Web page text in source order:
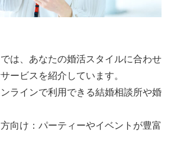
は、あなたの婚活スタイルに合わせ
ービスを紹介しています。
ラインで利用できる結婚相談所や婚
向け：パーティーやイベントが豊富